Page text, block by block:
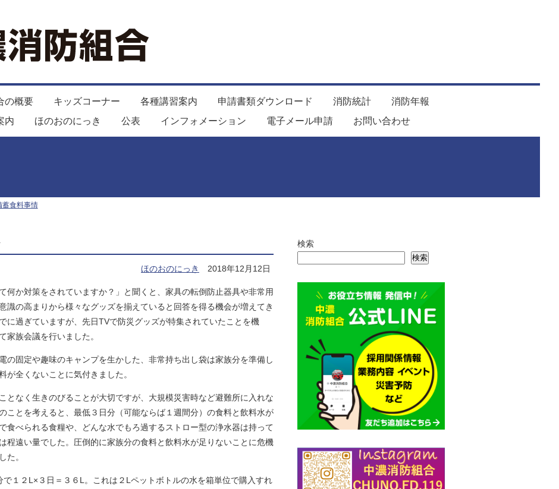
の概要 キッズコーナー 各種講習案内 申請書類ダウンロード 消防統計
消防年報
内 ほのおのにっき 公表 インフォメーション 電子メール申請 お問い合わせ
蓄食料事情
ほのおのにっき 2018年12月12日
何か対策をされていますか？」と聞くと、家具の転倒防止器具や非常用
識の高まりから様々なグッズを揃えていると回答を得る機会が増えてき
に過ぎていますが、先日TVで防災グッズが特集されていたことを機
家族会議を行いました。
の固定や趣味のキャンプを生かした、非常持ち出し袋は家族分を準備し
が全くないことに気付きました。
となく生きのびることが大切ですが、大規模災害時など避難所に入れな
ことを考えると、最低３日分（可能ならば１週間分）の食料と飲料水が
食べられる食糧や、どんな水でもろ過するストロー型の浄水器は持って
程遠い量でした。圧倒的に家族分の食料と飲料水が足りないことに危機
た。
で１２L×３日＝３６L。これは２Lペットボトルの水を箱単位で購入すれ
検索
検索